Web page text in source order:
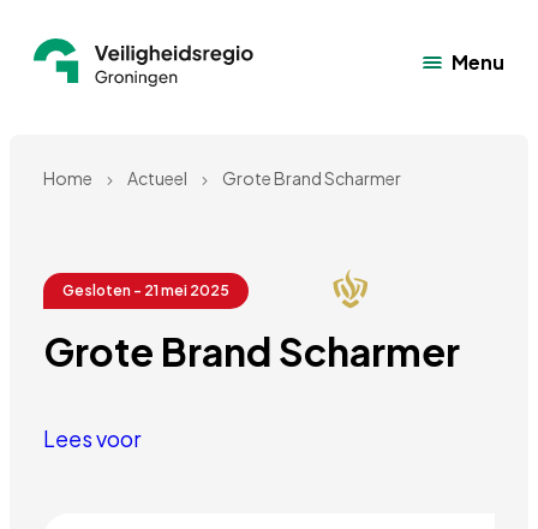
Menu
Home Actueel Grote Brand Scharmer
Gesloten - 21 mei 2025
Grote Brand Scharmer
Lees voor